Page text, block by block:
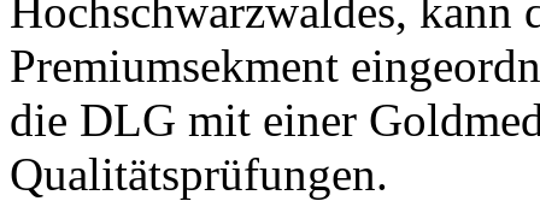
Hochschwarzwaldes, kann
Premiumsekment
die DLG mit einer
Qualitätsprüfungen.